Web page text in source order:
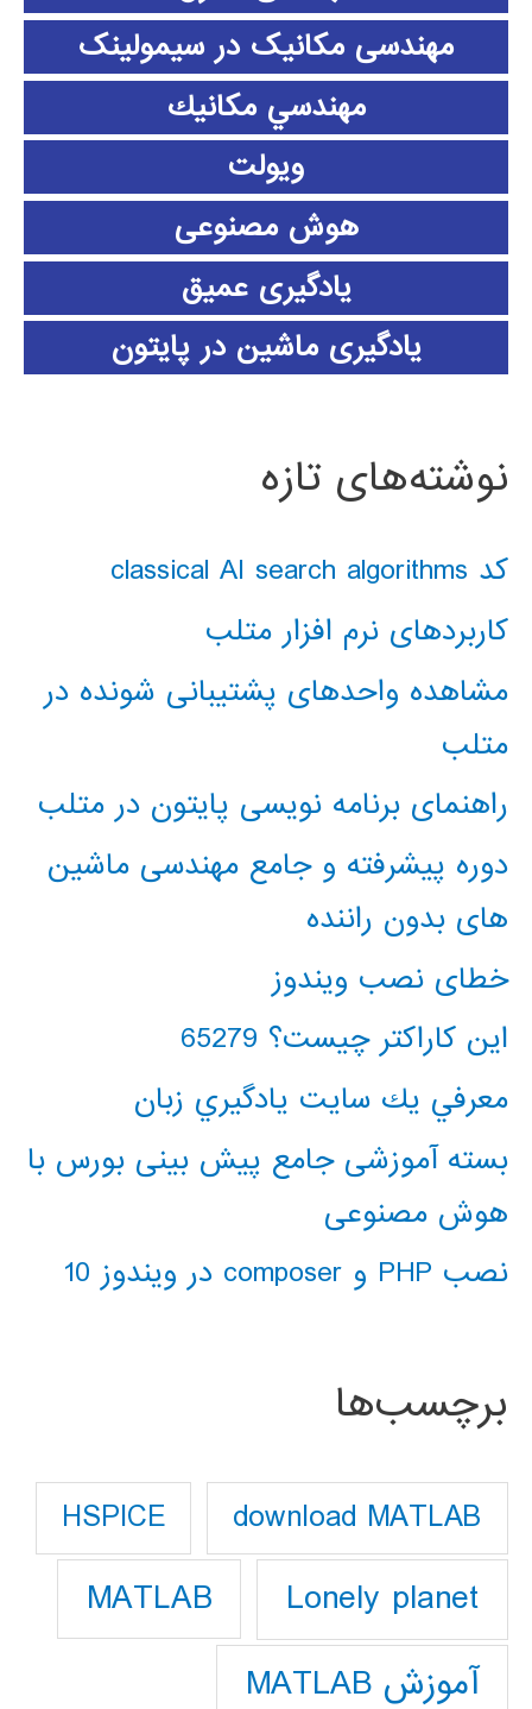
مهندسی مکانیک در سیمولینک
مهندسي مكانيك
ویولت
هوش مصنوعی
یادگیری عمیق
یادگیری ماشین در پایتون
نوشته‌های تازه
کد classical AI search algorithms
کاربردهای نرم افزار متلب
مشاهده واحدهای پشتیبانی شونده در
متلب
راهنمای برنامه نویسی پایتون در متلب
دوره پیشرفته و جامع مهندسی ماشین
های بدون راننده
خطای نصب ویندوز
این کاراکتر چیست؟ 65279
معرفي يك سايت يادگيري زبان
بسته آموزشی جامع پیش بینی بورس با
هوش مصنوعی
نصب PHP و composer در ویندوز 10
برچسب‌ها
download MATLAB
HSPICE
Lonely planet
MATLAB
آموزش MATLAB